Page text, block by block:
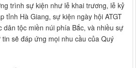
trình sự kiện như lễ khai trương, lễ kỷ
tỉnh Hà Giang, sự kiện ngày hội ATGT
dân tộc miền núi phía Bắc, và nhiều sự
sẽ đáp ứng mọi nhu cầu của Quý